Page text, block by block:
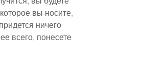
вы носите,
ничего
всего, понесете